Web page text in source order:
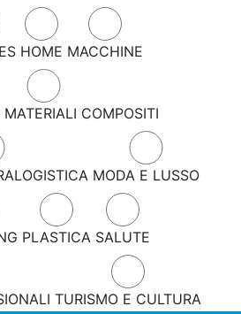
HOME MACCHINE
COMPOSITI
MODA E LUSSO
PLASTICA SALUTE
TURISMO E CULTURA